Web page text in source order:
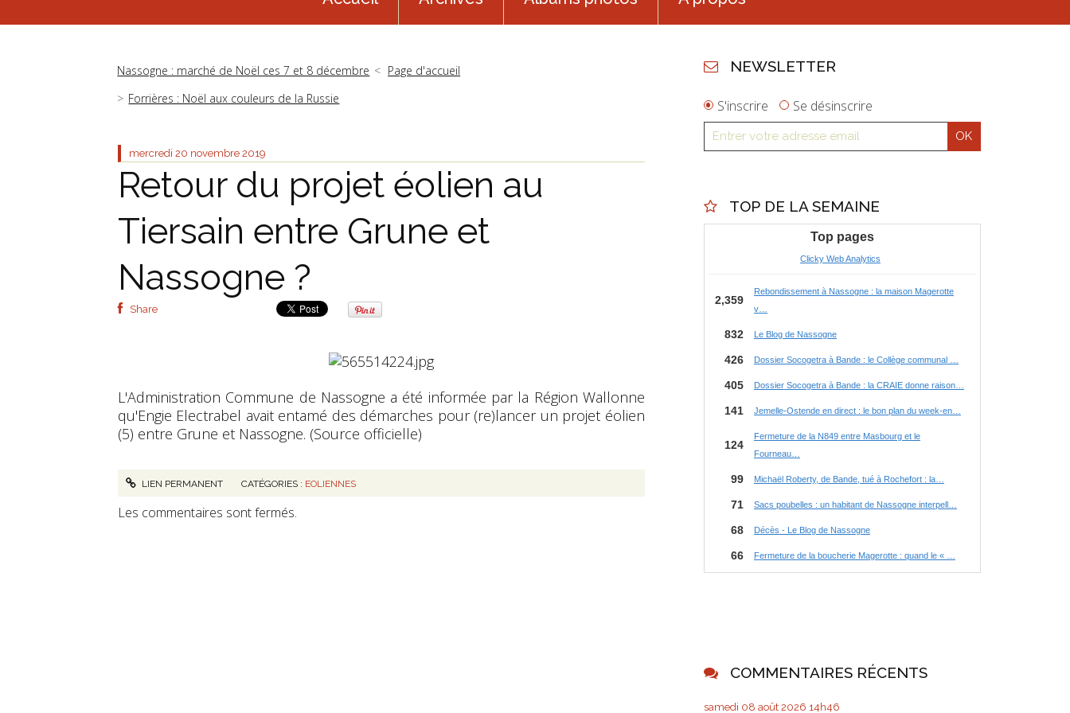
Nassogne : marché de Noël ces 7 et 8 décembre
Page d'accueil
Forrières : Noël aux couleurs de la Russie
mercredi 20 novembre 2019
Retour du projet éolien au
Tiersain entre Grune et
Nassogne ?
Share
L'Administration Commune de Nassogne a été informée par la Région Wallonne
qu'Engie Electrabel avait entamé des démarches pour (re)lancer un projet éolien
(5) entre Grune et Nassogne. (Source officielle)
LIEN PERMANENT CATÉGORIES : EOLIENNES
Les commentaires sont fermés.
NEWSLETTER
S'inscrire Se désinscrire
TOP DE LA SEMAINE
COMMENTAIRES RÉCENTS
samedi 08 août 2026 14h46